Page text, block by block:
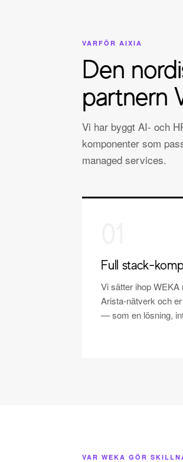
VARFÖR AIXIA
Den
partnern
Vi har byggt AI- och
komponenter som
managed services.
Full stack-
Vi sätter ihop
Arista-nätverk och
— som en lösning,
VAR WEKA GÖR